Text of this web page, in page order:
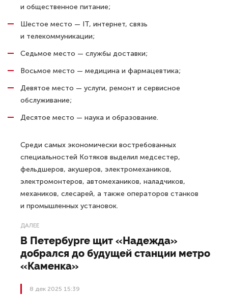
и общественное питание;
Шестое место — IT, интернет, связь
и телекоммуникации;
Седьмое место — службы доставки;
Восьмое место — медицина и фармацевтика;
Девятое место — услуги, ремонт и сервисное
обслуживание;
Десятое место — наука и образование.
Среди самых экономически востребованных
специальностей Котяков выделил медсестер,
фельдшеров, акушеров, электромехаников,
электромонтеров, автомехаников, наладчиков,
механиков, слесарей, а также операторов станков
и промышленных установок.
ДАЛЕЕ
В Петербурге щит «Надежда»
добрался до будущей станции метро
«Каменка»
8 дек 2025 15:39